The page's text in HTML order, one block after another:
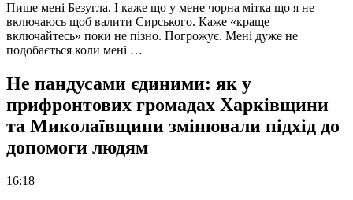
Пише мені Безугла. І каже що у мене чорна мітка що я не
включаюсь щоб валити Сирського. Каже «краще
включайтесь» поки не пізно. Погрожує. Мені дуже не
подобається коли мені …
Не пандусами єдиними: як у
прифронтових громадах Харківщини
та Миколаївщини змінювали підхід до
допомоги людям
16:18